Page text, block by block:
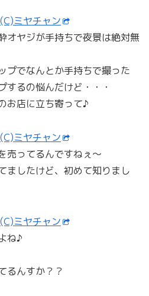
(C)ミヤチャン
オヤジが手持ちで夜景は絶対無
プでなんとか手持ちで撮った
するの悩んだけど・・・
お店に立ち寄って♪
(C)ミヤチャン
売ってるんですねぇ～
ましたけど、初めて知りまし
(C)ミヤチャン
ね♪
るんすか？？